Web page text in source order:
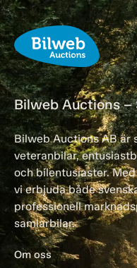
Bilweb Auctions –
Bilweb Auctions AB är
veteranbilar,
och bilentusiaster.
vi erbjuda både
professionell
samlarbilar.
Om oss